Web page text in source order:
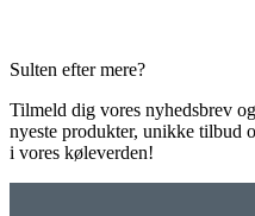
Sulten efter mere?
Tilmeld dig vores nyhedsbrev
nyeste produkter, unikke tilbud
i vores køleverden!